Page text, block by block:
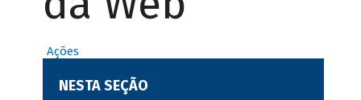
Ações
NESTA SEÇÃO